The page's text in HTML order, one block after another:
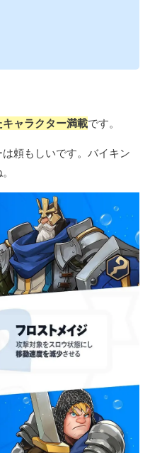
ャラクター満載です。
頼もしいです。バイキン